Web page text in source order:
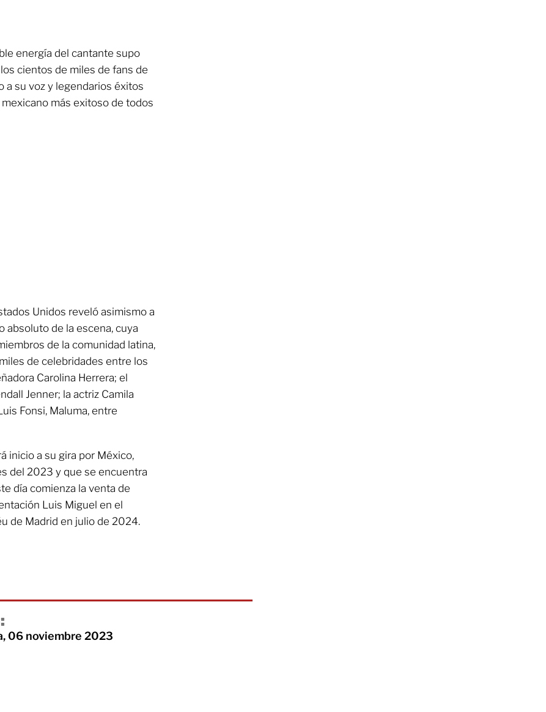
energía del cantante supo
cientos de miles de fans de
a su voz y legendarios éxitos
más exitoso de todos
Unidos reveló asimismo a
absoluto de la escena, cuya
de la comunidad latina,
de celebridades entre los
Carolina Herrera; el
Jenner; la actriz Camila
Fonsi, Maluma, entre
inicio a su gira por México,
del 2023 y que se encuentra
día comienza la venta de
Luis Miguel en el
de Madrid en julio de 2024.
06 noviembre 2023